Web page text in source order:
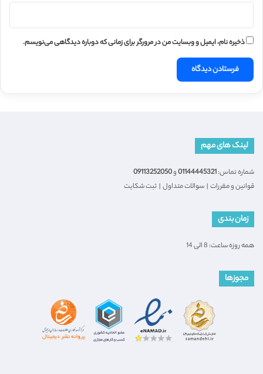
ذخیره نام، ایمیل و وبسایت من در مرورگر برای زمانی که دوباره دیدگاهی می‌نویسم.
لینک های مهم
شماره تماس:01144445321و09113252050
قوانین و مقررات | سوالات متداول | ثبت شکایت
زمان بندی
همه روزه ساعت: 8 الی 14
مجوزها